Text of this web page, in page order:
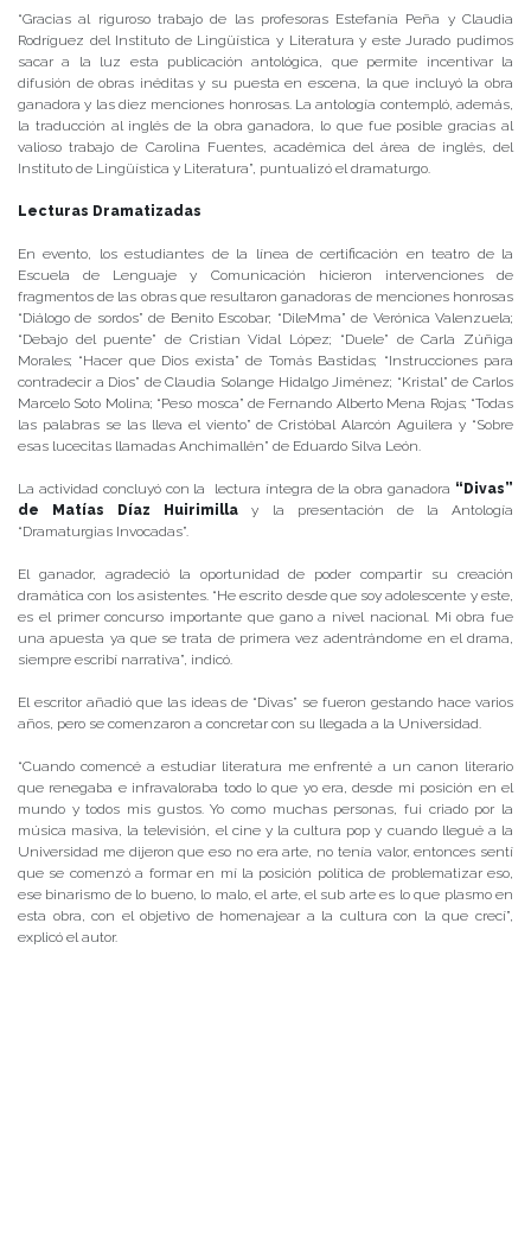
“Gracias al riguroso trabajo de las profesoras Estefanía Peña y Claudia
Rodríguez del Instituto de Lingüística y Literatura y este Jurado pudimos
sacar a la luz esta publicación antológica, que permite incentivar la
difusión de obras inéditas y su puesta en escena, la que incluyó la obra
ganadora y las diez menciones honrosas. La antología contempló, además,
la traducción al inglés de la obra ganadora, lo que fue posible gracias al
valioso trabajo de Carolina Fuentes, académica del área de inglés, del
Instituto de Lingüística y Literatura”, puntualizó el dramaturgo.
Lecturas Dramatizadas
En evento, los estudiantes de la línea de certificación en teatro de la
Escuela de Lenguaje y Comunicación hicieron intervenciones de
fragmentos de las obras que resultaron ganadoras de menciones honrosas
“Diálogo de sordos” de Benito Escobar; “DileMma” de Verónica Valenzuela;
“Debajo del puente” de Cristian Vidal López; “Duele” de Carla Zúñiga
Morales; “Hacer que Dios exista” de Tomás Bastidas; “Instrucciones para
contradecir a Dios” de Claudia Solange Hidalgo Jiménez; “Kristal” de Carlos
Marcelo Soto Molina; “Peso mosca” de Fernando Alberto Mena Rojas; “Todas
las palabras se las lleva el viento” de Cristóbal Alarcón Aguilera y “Sobre
esas lucecitas llamadas Anchimallén” de Eduardo Silva León.
La actividad concluyó con la lectura íntegra de la obra ganadora “Divas”
de Matías Díaz Huirimilla y la presentación de la Antología
“Dramaturgias Invocadas”.
El ganador, agradeció la oportunidad de poder compartir su creación
dramática con los asistentes. “He escrito desde que soy adolescente y este,
es el primer concurso importante que gano a nivel nacional. Mi obra fue
una apuesta ya que se trata de primera vez adentrándome en el drama,
siempre escribí narrativa”, indicó.
El escritor añadió que las ideas de “Divas” se fueron gestando hace varios
años, pero se comenzaron a concretar con su llegada a la Universidad.
“Cuando comencé a estudiar literatura me enfrenté a un canon literario
que renegaba e infravaloraba todo lo que yo era, desde mi posición en el
mundo y todos mis gustos. Yo como muchas personas, fui criado por la
música masiva, la televisión, el cine y la cultura pop y cuando llegué a la
Universidad me dijeron que eso no era arte, no tenía valor, entonces sentí
que se comenzó a formar en mí la posición política de problematizar eso,
ese binarismo de lo bueno, lo malo, el arte, el sub arte es lo que plasmo en
esta obra, con el objetivo de homenajear a la cultura con la que crecí”,
explicó el autor.